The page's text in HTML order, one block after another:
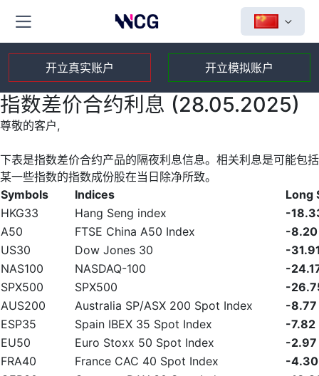
开立真实账户 开立模拟账户
指数差价合约利息 (28.05.2025)
尊敬的客户,
下表是指数差价合约产品的隔夜利息信息。相关利息是可能包括
某一些指数的指数成份股在当日除净所致。
Symbols
Indices
Long
HKG33
Hang Seng index
-
A50
FTSE China A50 Index
-8.20
US30
Dow Jones 30
-
NAS100
NASDAQ-100
-
SPX500
SPX500
-
AUS200
Australia SP/ASX 200 Spot Index
-8.77
ESP35
Spain IBEX 35 Spot Index
-7.82
EU50
Euro Stoxx 50 Spot Index
-2.97
FRA40
France CAC 40 Spot Index
-4.30